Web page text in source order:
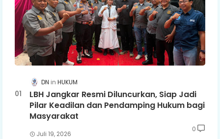
DN HUKUM
LBH Jangkar Resmi Diluncurkan, Siap Jadi
Pilar Keadilan dan Pendamping Hukum bagi
Masyarakat
Juli 19, 2026
0